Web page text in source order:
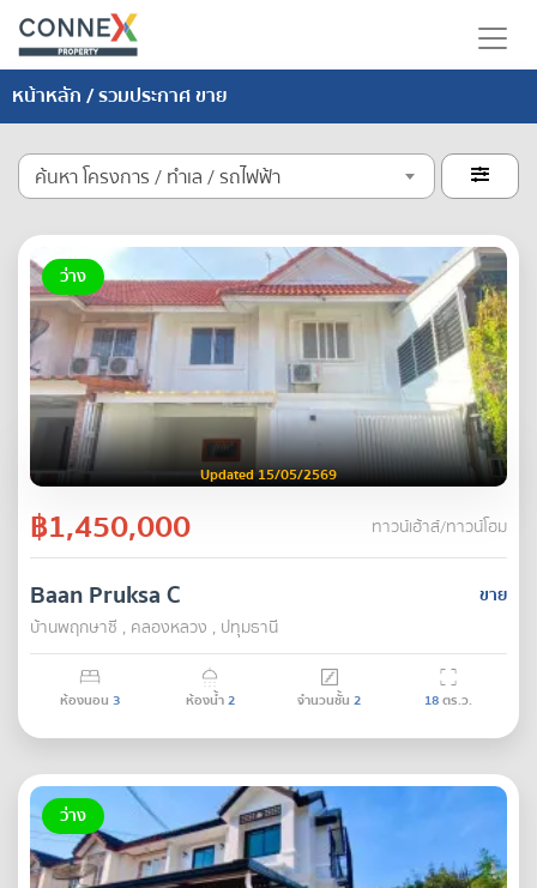
หน้าหลัก/ รวมประกาศ ขาย
ค้นหา โครงการ / ทำเล / รถไฟฟ้า 
ว่าง
Updated 15/05/2569
฿1,450,000 ทาวน์เฮ้าส์/ทาวน์โฮม
ขาย
Baan Pruksa C
บ้านพฤกษาซี , คลองหลวง , ปทุมธานี
ห้องนอน 3 ห้องน้ำ2 จำนวนชั้น 2 18ตร.ว.
ว่าง